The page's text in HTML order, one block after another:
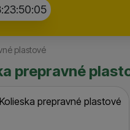
04
plastové
prepravné
Kolieska prepravné plastové